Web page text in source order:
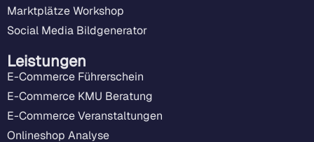
Marktplätze Workshop
Social Media Bildgenerator
Leistungen
E-Commerce Führerschein
E-Commerce KMU Beratung
E-Commerce Veranstaltungen
Onlineshop Analyse